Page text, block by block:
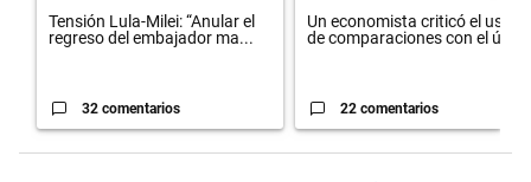
Tensión Lula-Milei: “Anular el
regreso del embajador ma...
32 comentarios
Un economista criticó el uso
de comparaciones con el úl...
22 comentarios